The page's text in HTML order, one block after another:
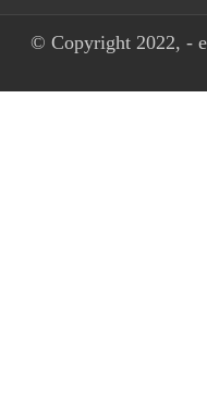
© Copyright 2022, -